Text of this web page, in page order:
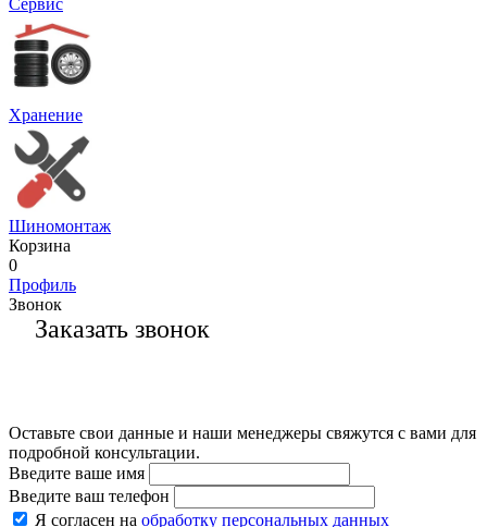
Сервис
Хранение
Шиномонтаж
Корзина
0
Профиль
Звонок
Заказать звонок
Оставьте свои данные и наши менеджеры свяжутся с вами для
подробной консультации.
Введите ваше имя
Введите ваш телефон
Я согласен на обработку персональных данных